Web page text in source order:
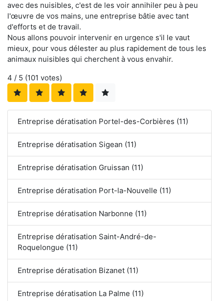
avec des nuisibles, c'est de les voir annihiler peu à peu
l'œuvre de vos mains, une entreprise bâtie avec tant
d'efforts et de travail.
Nous allons pouvoir intervenir en urgence s'il le vaut
mieux, pour vous délester au plus rapidement de tous les
animaux nuisibles qui cherchent à vous envahir.
4 / 5 (101 votes)
Entreprise dératisation Portel-des-Corbières (11)
Entreprise dératisation Sigean (11)
Entreprise dératisation Gruissan (11)
Entreprise dératisation Port-la-Nouvelle (11)
Entreprise dératisation Narbonne (11)
Entreprise dératisation Saint-André-de-
Roquelongue (11)
Entreprise dératisation Bizanet (11)
Entreprise dératisation La Palme (11)